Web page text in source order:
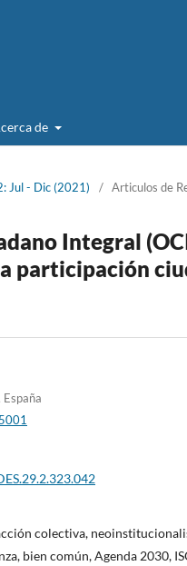
de
Jul - Dic (2021) / Articulos de
Integral
participación
colectiva,
bien común, Agenda 2030,